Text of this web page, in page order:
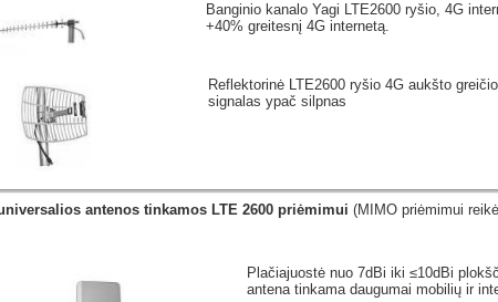
Banginio kanalo Yagi LTE2600 ryšio, 4G
+40% greitesnį 4G internetą.
Reflektorinė LTE2600 ryšio 4G aukšto
signalas ypač silpnas
antenos tinkamos LTE 2600 priėmimui (MIMO priėmimui
Plačiajuostė nuo 7dBi iki ≤10dBi
antena tinkama daugumai mobilių ir